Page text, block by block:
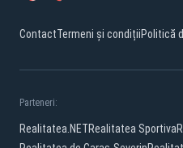
ContactTermeni și condițiiPolitică
Parteneri:
Realitatea.NETRealitatea Sportiva